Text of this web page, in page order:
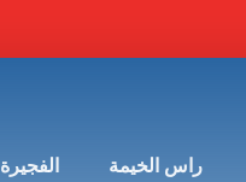
راس الخيمة الفجيرة